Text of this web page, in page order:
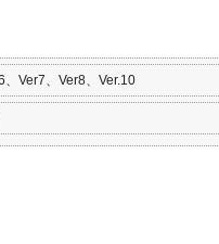
、Ver7、Ver8、Ver.10